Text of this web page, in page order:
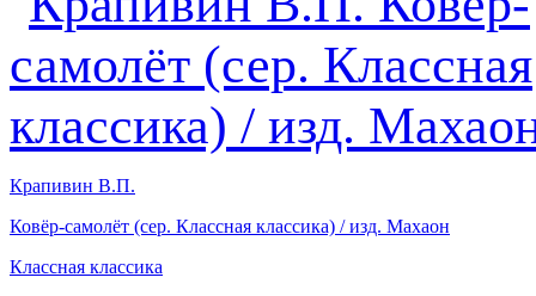
Крапивин В.П.
Ковёр-самолёт (сер. Классная классика) / изд. Махаон
Классная классика